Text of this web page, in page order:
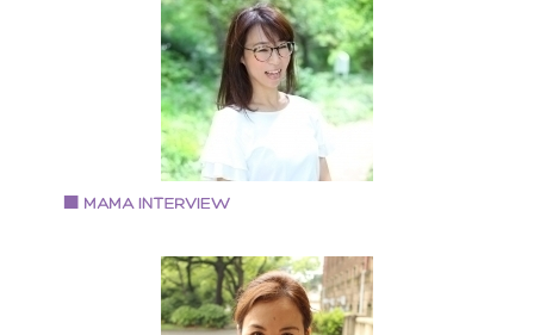
camera salon acola 代表
大学卒業後、カメラを趣味で始める。 証券会社退職後
独学でカメラマンに転身、起業。 自宅に作った簡易ス
ジオがママのクチコミで話題になる 現在は、子供撮影
中心に、女性起業家、政治家、演劇舞台など人物を中
に撮影。 メディア掲載・撮影実績 〇毎日新聞 「
供年賀状撮り方講座」 〇ＴＶニュース 「森で子供撮
イベント」 〇西宮阪急 「ベビーマタニティ撮影
百貨店 「関西キッズコレクション」撮影会
岡本 静花さん
認定プレシャス・マミートレーナー
第1子の子育てに悩んでいた時に㈱プレシャス・マミー